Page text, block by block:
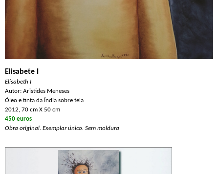
Elisabete I
Elisabeth I
Autor: Aristides Meneses
Óleo e tinta da Índia sobre tela
2012, 70 cm X 50 cm
450 euros
Obra original. Exemplar único. Sem moldura